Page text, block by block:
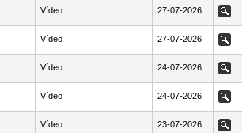
Vídeo NaN27-07-2026
27-07-2026 Ver
Vídeo NaN27-07-2026
27-07-2026 Ver
Vídeo NaN24-07-2026
24-07-2026 Ver
Vídeo NaN24-07-2026
24-07-2026 Ver
Vídeo NaN23-07-2026
23-07-2026 Ver